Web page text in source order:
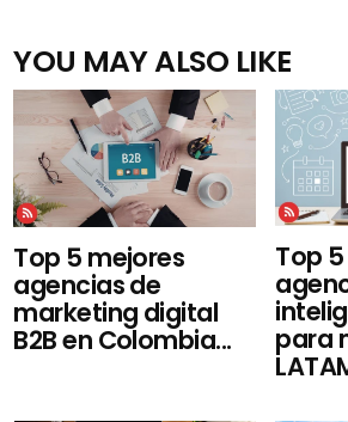
YOU MAY ALSO LIKE
Top 5 mejores
agencias de
marketing digital
B2B en Colombia...
Top
para